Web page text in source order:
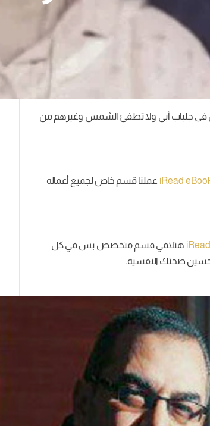
في جلباب أبى ولا تطفئ الشمس وغيرهم من
عملنا قسم خاص لجميع أعماله
هتلاقي قسم متخصص بس في كل
تحسين صحتك النفسية.